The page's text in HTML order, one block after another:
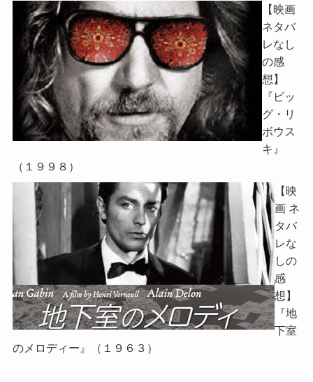
【映画
ネタバ
レなし
の感
想】
『ビッ
グ・リ
ボウス
キ』
（１９９８）
【映
画 ネ
タバ
レな
しの
感
想】
『地
下室
のメロディー』（１９６３）